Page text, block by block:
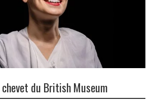
chevet du British Museum